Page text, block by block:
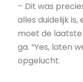
– Dit was
alles duidelijk
moet de
ga. “Yes, laten
opgelucht.